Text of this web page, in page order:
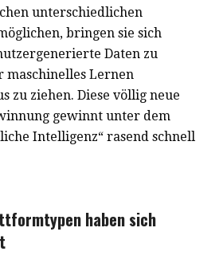
unterschiedlichen
bringen sie sich
Daten zu
maschinelles Lernen
zu ziehen. Diese völlig neue
gewinnt unter dem
Intelligenz“ rasend schnell
haben sich